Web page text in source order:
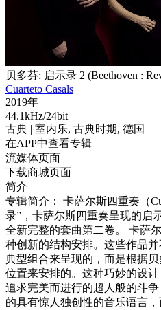
贝多芬: 启示录 2 (Beethoven :
Cuarteto Casals
2019年
44.1kHz/24bit
古典 | 室内乐, 古典时期, 德国
在APP中查看专辑
流媒体页面
下载商城页面
简介
专辑简介： 卡萨尔斯四重奏（
录”，卡萨尔斯四重奏呈现的启
全新完整的套曲第二卷。 卡萨
种创新的结构安排。这些作品
典型组合来呈现的，而是根据
位置来安排的。这种巧妙的设
追求完美而进行的超人般的斗
的具有惊人独创性的音乐语言